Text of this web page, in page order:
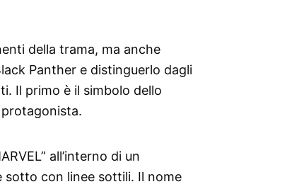
della trama, ma anche
Panther e distinguerlo dagli
Il primo è il simbolo dello
all’interno di un
sotto con linee sottili. Il nome